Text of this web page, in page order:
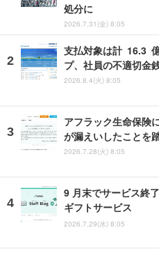
処分に
2026.7.31(金) 8:05
支払対象は計 16.3
プ、社員の不適切金
2026.8.4(火) 8:05
アフラック生命保険
が漏えいしたことを
2026.7.28(火) 8:05
9 月末でサービス終
ギフトサービス
2026.7.29(水) 8:05